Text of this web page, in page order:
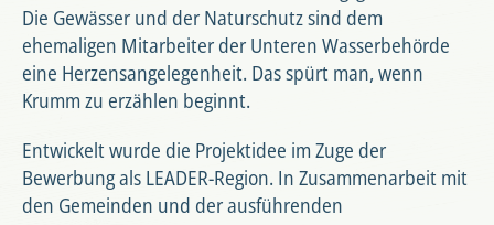
Die Gewässer und der Naturschutz sind dem
ehemaligen Mitarbeiter der Unteren Wasserbehörde
eine Herzensangelegenheit. Das spürt man, wenn
Krumm zu erzählen beginnt.
Entwickelt wurde die Projektidee im Zuge der
Bewerbung als LEADER-Region. In Zusammenarbeit mit
den Gemeinden und der ausführenden